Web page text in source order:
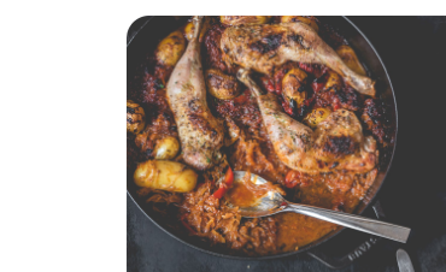
Geschmorte Hähnchenschenkel auf
Paprikakraut und kleinen Kartoffeln